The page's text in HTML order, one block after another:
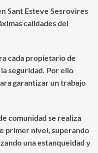
Sant Esteve Sesrovires
calidades del
cada propietario de
seguridad. Por ello
garantizar un trabajo
comunidad se realiza
primer nivel, superando
una estanqueidad y